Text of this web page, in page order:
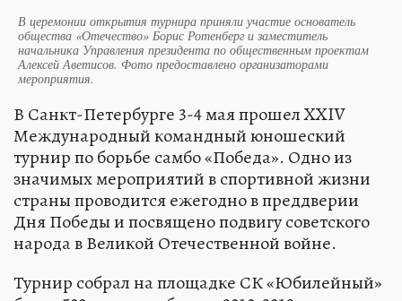
В церемонии открытия турнира приняли участие основатель
общества «Отечество» Борис Ротенберг и заместитель
начальника Управления президента по общественным проектам
Алексей Аветисов. Фото предоставлено организаторами
мероприятия.
В Санкт-Петербурге 3-4 мая прошел XXIV
Международный командный юношеский
турнир по борьбе самбо «Победа». Одно из
значимых мероприятий в спортивной жизни
страны проводится ежегодно в преддверии
Дня Победы и посвящено подвигу советского
народа в Великой Отечественной войне.
Турнир собрал на площадке СК «Юбилейный»